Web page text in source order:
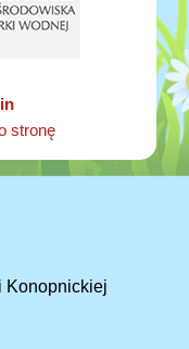
stronę
Konopnickiej